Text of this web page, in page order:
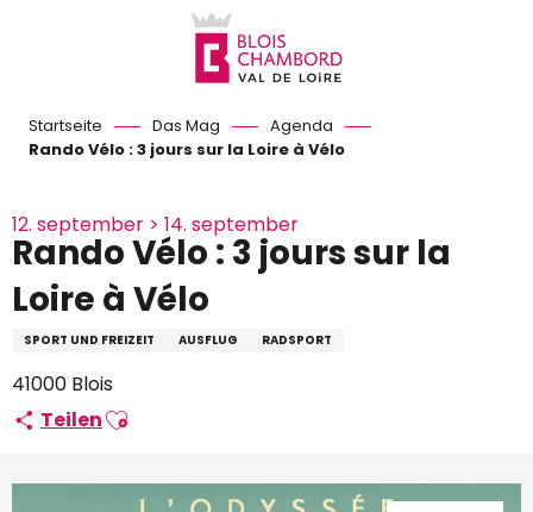
Startseite Das Mag
Agenda
Rando Vélo : 3 jours sur la Loire à Vélo
12. september > 14. september
Rando Vélo : 3 jours sur la
Loire à Vélo
SPORT UND FREIZEIT AUSFLUG RADSPORT
41000 Blois
TeilenAjouter aux favoris